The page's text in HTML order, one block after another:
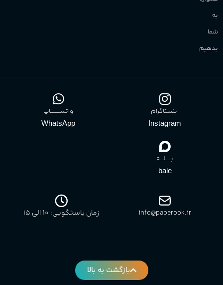
به
شما
بدهیم
اینستاگرام
Instagram
واتســــــــــاپ
WhatsApp
بـــــلــــه
bale
info@paperook.ir زمان پاسخگویی: 10 الی ۱5
بازگشت به بالا